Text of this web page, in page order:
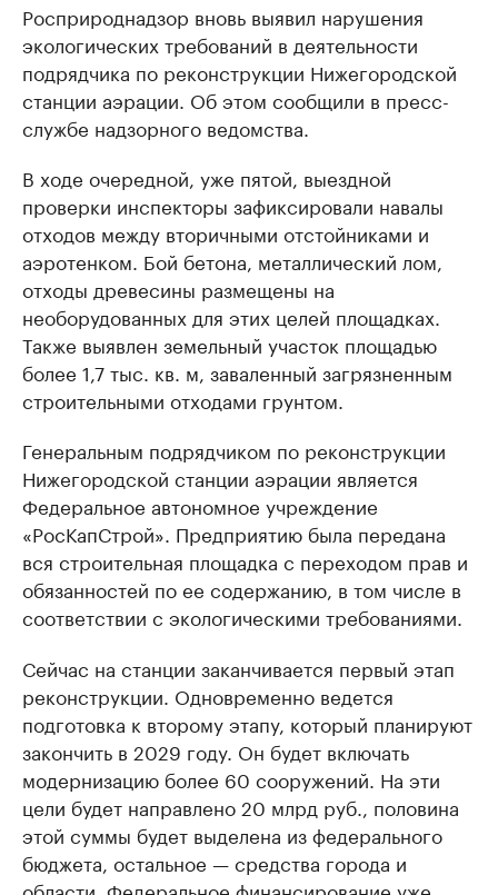
Росприроднадзор вновь выявил нарушения
экологических требований в деятельности
подрядчика по реконструкции Нижегородской
станции аэрации. Об этом сообщили в пресс-
службе надзорного ведомства.
В ходе очередной, уже пятой, выездной
проверки инспекторы зафиксировали навалы
отходов между вторичными отстойниками и
аэротенком. Бой бетона, металлический лом,
отходы древесины размещены на
необорудованных для этих целей площадках.
Также выявлен земельный участок площадью
более 1,7 тыс. кв. м, заваленный загрязненным
строительными отходами грунтом.
Генеральным подрядчиком по реконструкции
Нижегородской станции аэрации является
Федеральное автономное учреждение
«РосКапСтрой». Предприятию была передана
вся строительная площадка с переходом прав и
обязанностей по ее содержанию, в том числе в
соответствии с экологическими требованиями.
Сейчас на станции заканчивается первый этап
реконструкции. Одновременно ведется
подготовка к второму этапу, который планируют
закончить в 2029 году. Он будет включать
модернизацию более 60 сооружений. На эти
цели будет направлено 20 млрд руб., половина
этой суммы будет выделена из федерального
бюджета, остальное — средства города и